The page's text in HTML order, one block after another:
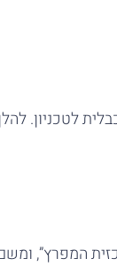
לטכניון.
המפרץ”,